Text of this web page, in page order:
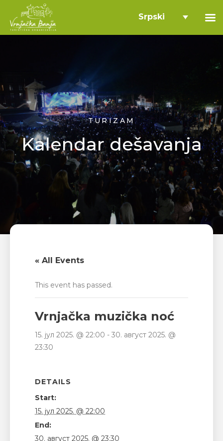
TURIZAM
Kalendar dešavanja
« All Events
This event has passed.
Vrnjačka muzička noć
15. јул 2025. @ 22:00 - 30. август 2025. @
23:30
DETAILS
Start:
15. јул 2025. @ 22:00
End:
30. август 2025. @ 23:30
Srpski